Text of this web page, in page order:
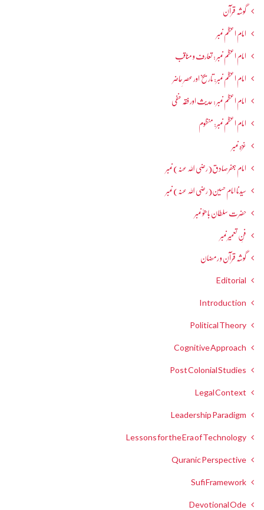
گوشہ قرآن
امام اعظم نمبر
امام اعظم نمبر : تعارف و مناقب
امام اعظم نمبر: تاریخ اور عصرِ حاضر
امام اعظم نمبر : حدیث اور فقہ حنفی
امام اعظم نمبر: منظوم
غزہ نمبر
امام جعفرصادق(رضی اللہ عنہ) نمبر
سیدنا امام حسین(رضی اللہ عنہ) نمبر
حضرت سلطان باھوؒ نمبر
فنِ تعمیر نمبر
گوشہ قرآن و رمضان
Editorial
Introduction
Political Theory
Cognitive Approach
Post Colonial Studies
Legal Context
Leadership Paradigm
Lessons for the Era of Technology
Quranic Perspective
Sufi Framework
Devotional Ode